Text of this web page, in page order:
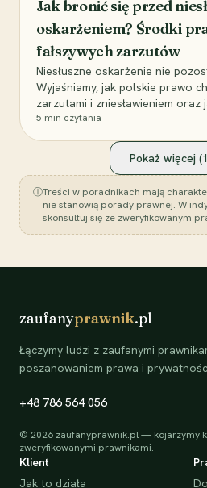
Jak bronić się przed
oskarżeniem? Środki
fałszywych zarzutów
Niesłuszne oskarżenie nie
Wyjaśniamy, jak polskie prawo
zarzutami i zniesławieniem
5 min czytania
Pokaż więcej (
ⓘTreści w poradnikach mają
nie stanowią porady prawnej. W
skonsultuj się ze zweryfikowanym
zaufanyprawnik.pl
Łączymy ludzi z zaufanymi
poszanowaniem prawa i
+48 786 564 056
© 2026 zaufanyprawnik.pl — kojarzymy
zweryfikowanymi prawnikami.
Klient
Jak to działa